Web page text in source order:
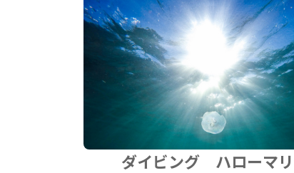
ダイビング ハローマ